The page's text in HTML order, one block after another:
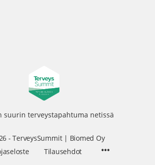
suurin terveystapahtuma netissä
- TerveysSummit | Biomed Oy
Tilausehdot